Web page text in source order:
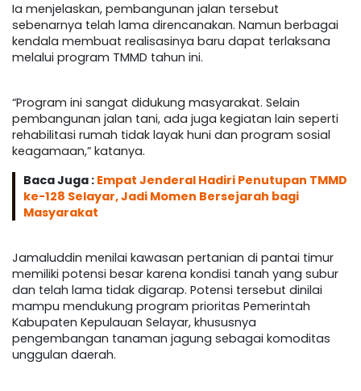
Ia menjelaskan, pembangunan jalan tersebut
sebenarnya telah lama direncanakan. Namun berbagai
kendala membuat realisasinya baru dapat terlaksana
melalui program TMMD tahun ini.
“Program ini sangat didukung masyarakat. Selain
pembangunan jalan tani, ada juga kegiatan lain seperti
rehabilitasi rumah tidak layak huni dan program sosial
keagamaan,” katanya.
Baca Juga : Empat Jenderal Hadiri Penutupan TMMD
ke-128 Selayar, Jadi Momen Bersejarah bagi
Masyarakat
Jamaluddin menilai kawasan pertanian di pantai timur
memiliki potensi besar karena kondisi tanah yang subur
dan telah lama tidak digarap. Potensi tersebut dinilai
mampu mendukung program prioritas Pemerintah
Kabupaten Kepulauan Selayar, khususnya
pengembangan tanaman jagung sebagai komoditas
unggulan daerah.